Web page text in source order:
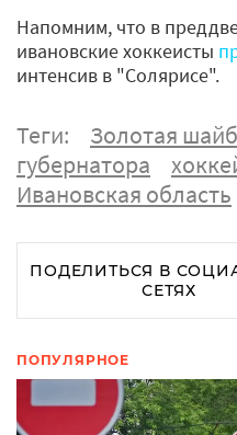
Напомним, что в
ивановские хоккеисты
интенсив в "Солярисе".
Теги: Золотая
губернатора
Ивановская область
ПОДЕЛИТЬСЯ В
СЕТЯХ
ПОПУЛЯРНОЕ